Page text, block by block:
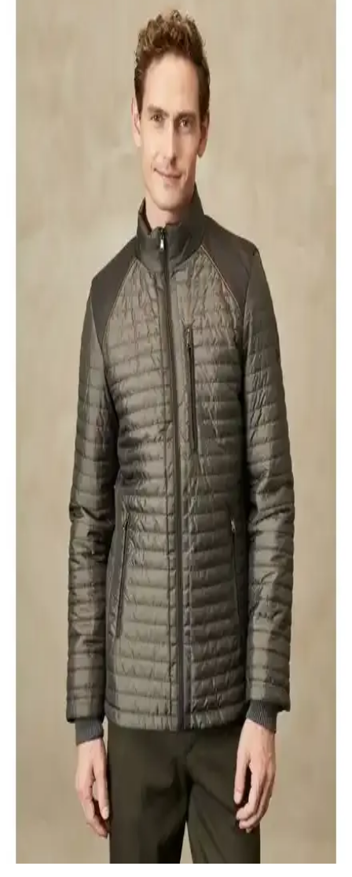
Erkek Montları Karşılaştırması: Kaz Tüyü ve Nakış
Detaylı Modellerin Özellikleri
Bu makalede, kaz tüyü ve nakış detaylı erkek montlarının malzeme,
tasarım ve kullanım özellikleri detaylı şekilde karşılaştırılıyor,
kullanıcı yorumlarıyla değerlendirilerek en uygun seçenekler
Erkekler İçin Kışlık Mont Seçenekleri: DeFacto ve
Lumberjack Modellerinin Karşılaştırması
İki popüler erkek kışlık montunu detaylı karşılaştırıyoruz.
DeFacto'nun slim fit kapüşonlu parkası ve Lumberjack'in dayanıklı,
şık modeli arasındaki farkları öğrenerek en uygun seçimi yapın.
AVVA Erkek Montları Karşılaştırması: Kaz Tüyü ve
Hafif Şişme Modelleri Analizi
İki farklı AVVA erkek montu detaylı karşılaştırması: kaz tüyü ve
hafif şişme montların özellikleri, kullanıcı yorumları ve seçim
kriterleri hakkında bilgi içerir.
Erkek Kapüşonlu Montlar Karşılaştırması: Buratti
Slim Fit ve Freemen Spor Modelleri
Buratti Slim Fit ve Freemen Spor montlar, farklı özellikleri ve
kullanım alanlarıyla erkekler için ideal seçenekler sunuyor. Sıcak
tutma, malzeme ve tasarım açısından detaylı inceleme burada.
Lufian Andy Kaz Tüyü ve Mers Store Kışlık Mont
Karşılaştırması ve Özellikleri
Lufian Andy Kaz Tüyü ve Mers Store kışlık montlarının özellikleri,
kullanıcı yorumları ve avantajlarıyla ilgili kapsamlı karşılaştırma.
Hangi montun ihtiyaçlarınıza uygun olduğunu öğrenin.
Lufian Luc Kaz Tüyü Erkek Mont Saks: Şık ve
Fonksiyonel Günlük Kullanım Montu
Lufian'ın Luc Kaz Tüyü Erkek Mont Saks modeli, su geçirmez,
hafif ve şık tasarımıyla şehir hayatına uygun, pratik ve dayanıklı bir
erkek montudur.
AVVA Erkek Lacivert Kaz Tüyü Dolgulu Mont
İncelemesi ve Detayları
AVVA erkek lacivert kaz tüyü dolgulu mont, dayanıklı kumaşı, şık
tasarımı ve yüksek ısı yalıtımıyla kışın favorisi. Su itici özellikleri ve
detaylı yapısıyla konfor sağlar.
Altınyılz<dı>z Classics ve AVVA Erkek Montları
Karşılaştırması: Özellikler ve Kullanıcı Yorumları
İki popüler erkek mont modelini karşılaştırıyoruz. Altınyılz<dı>>z
Classics'in hafif ve şık tasarımı ile AVVA'nın kaz tüyü dolgulu, su
itici montu arasındaki farkları keşfedin.